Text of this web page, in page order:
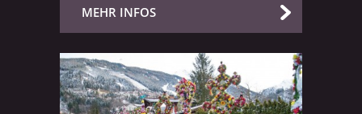
MEHR INFOS